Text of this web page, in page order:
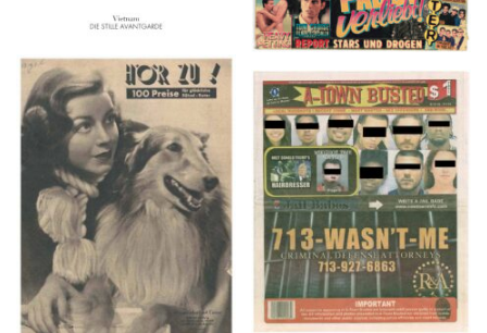
HÖR ZU! – 1949,
NUMMER 10, Woche
vom 27. Februar bis 05.
März
A-TOWN BUSTED –
8/15/16–9/1/16